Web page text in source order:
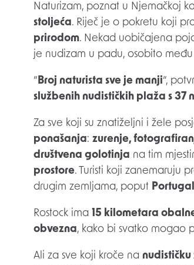
Naturizam, poznat u Njemačkoj
stoljeća. Riječ je o pokretu koji
prirodom. Nekad uobičajena
je nudizam u padu, osobito među
“ Broj naturista sve je manji“,
službenih nudističkih plaža s 37
Za sve koji su znatiželjni i žele
ponašanja: zurenje,
društvena golotinja na tim
prostore. Turisti koji zanemaruju
drugim zemljama, poput
Rostock ima 15 kilometara
obvezna, kako bi svatko mogao
Ali za sve koji kroče na nudističku